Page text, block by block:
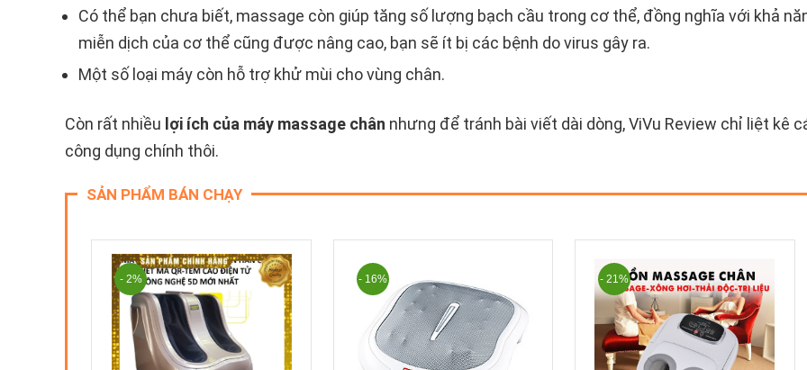
Có thể bạn chưa biết, massage còn giúp tăng số lượng bạch cầu trong cơ thể, đồng nghĩa với khả
miễn dịch của cơ thể cũng được nâng cao, bạn sẽ ít bị các bệnh do virus gây ra.
Một số loại máy còn hỗ trợ khử mùi cho vùng chân.
Còn rất nhiều lợi ích của máy massage chân nhưng để tránh bài viết dài dòng, ViVu Review chỉ liệt kê
công dụng chính thôi.
SẢN PHẨM BÁN CHẠY
- 2% - 16% - 21%